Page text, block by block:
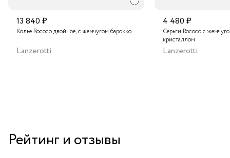
13 840 ₽
Колье Rococo двойное, с жемчугом барокко
Lanzerotti
4 480 ₽
Серьги Rococo с
кристаллом
Lanzerotti
Рейтинг и отзывы